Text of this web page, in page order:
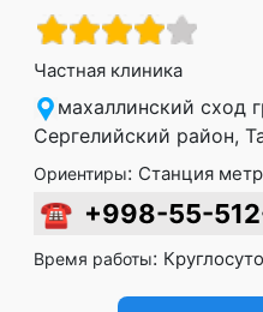
Частная клиника
махаллинский сход
Сергелийский район,
Ориентиры: Станция
☎ +998-55-
Время работы: